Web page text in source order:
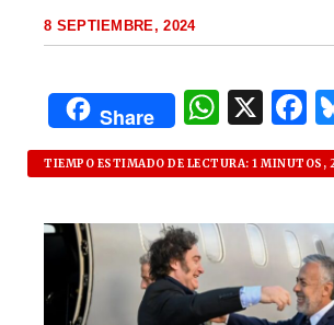
8 SEPTIEMBRE, 2024
Share
W
h
at
s
A
p
X F
a
c
e
b
o
TIEMPO ESTIMADO DE LECTURA: 1 MINUTOS,